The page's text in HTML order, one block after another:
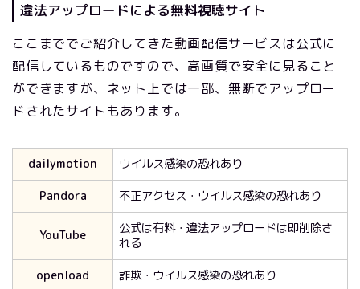
違法アップロードによる無料視聴サイト
ここまででご紹介してきた動画配信サービスは公式に
配信しているものですので、高画質で安全に見ること
ができますが、ネット上では一部、無断でアップロー
ドされたサイトもあります。
dailymotion
ウイルス感染の恐れあり
Pandora
不正アクセス・ウイルス感染の恐れあり
YouTube
公式は有料・違法アップロードは即削除さ
れる
openload
詐欺・ウイルス感染の恐れあり